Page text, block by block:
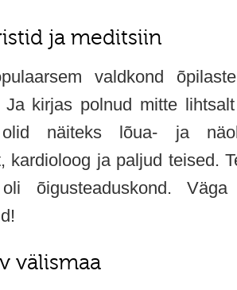
ja meditsiin
valdkond
Ja kirjas polnud mitte
näiteks lõua- ja
kardioloog ja paljud teised.
õigusteaduskond.
välismaa